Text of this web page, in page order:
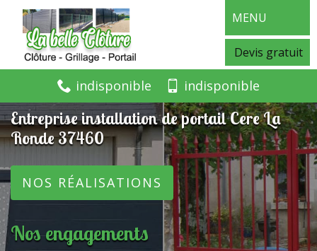
MENU
Devis gratuit
indisponible indisponible
Entreprise installation de portail Cere La
Ronde 37460
NOS RÉALISATIONS
Nos engagements